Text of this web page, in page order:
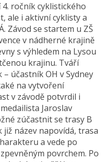
ročník cyklistického
ale i aktivní cyklisty a
Závod se startem u ZŠ
v nádherné krajině
s výhledem na Lysou
krajinu. Tváří
účastník OH v Sydney
na vytvoření
v závodě potvrdil i
Jaroslav
zúčastnit se trasy B
již název napovídá, trasa
a vede po
povrchem. Po